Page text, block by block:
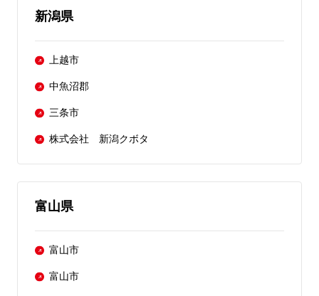
新潟県
上越市
中魚沼郡
三条市
株式会社 新潟クボタ
富山県
富山市
富山市